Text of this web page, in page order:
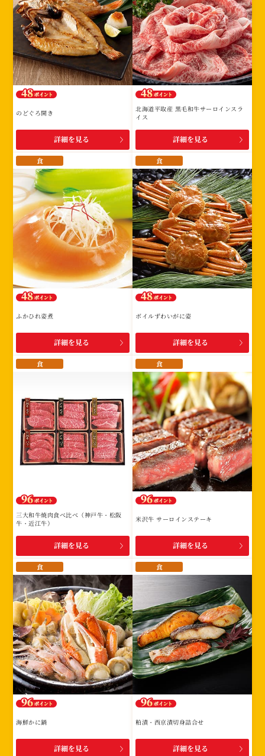
のどぐろ開き
詳細を見る
北海道平取産 黒毛和牛サーロインスラ
イス
詳細を見る
食
ふかひれ姿煮
詳細を見る
食
ボイルずわいがに姿
詳細を見る
食
三大和牛焼肉食べ比べ（神戸牛・松阪
牛・近江牛）
詳細を見る
食
米沢牛 サーロインステーキ
詳細を見る
食
海鮮かに鍋
詳細を見る
食
粕漬・西京漬切身詰合せ
詳細を見る